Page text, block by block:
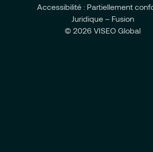
Accessibilité : Partiellement
Juridique – Fusion
© 2026 VISEO Global